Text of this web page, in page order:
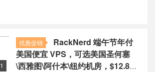
优惠促销
RackNerd 端午节年付
美国便宜 VPS，可选美国圣何塞
\西雅图\阿什本\纽约机房，$12.88
1